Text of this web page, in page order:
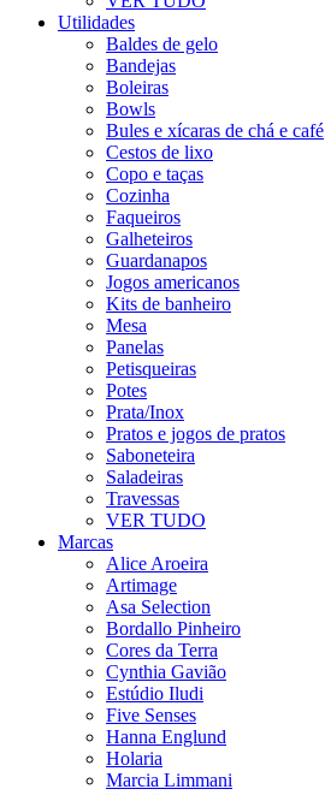
Utilidades
Baldes de gelo
Bandejas
Boleiras
Bowls
Bules e xícaras de chá e café
Cestos de lixo
Copo e taças
Cozinha
Faqueiros
Galheteiros
Guardanapos
Jogos americanos
Kits de banheiro
Mesa
Panelas
Petisqueiras
Potes
Prata/Inox
Pratos e jogos de pratos
Saboneteira
Saladeiras
Travessas
VER TUDO
Marcas
Alice Aroeira
Artimage
Asa Selection
Bordallo Pinheiro
Cores da Terra
Cynthia Gavião
Estúdio Iludi
Five Senses
Hanna Englund
Holaria
Marcia Limmani